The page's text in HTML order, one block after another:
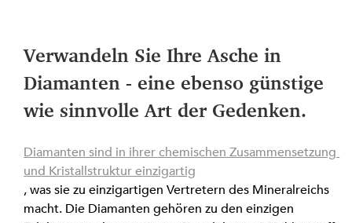
Verwandeln Sie Ihre Asche in
Diamanten - eine ebenso günstige
wie sinnvolle Art der Gedenken.
Diamanten sind in ihrer chemischen Zusammensetzung
und Kristallstruktur einzigartig
, was sie zu einzigartigen Vertretern des Mineralreichs
macht. Die Diamanten gehören zu den einzigen